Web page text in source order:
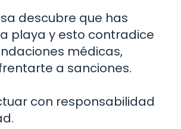
descubre que has
playa y esto contradice
médicas,
a sanciones.
con responsabilidad